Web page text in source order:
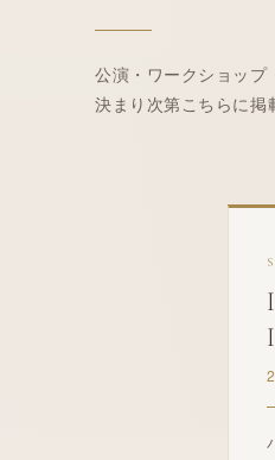
公演・ ワークショップ
決まり次第こちらに掲